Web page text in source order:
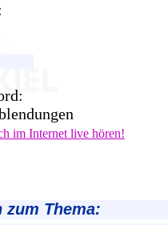
im Internet live hören!
zum Thema: